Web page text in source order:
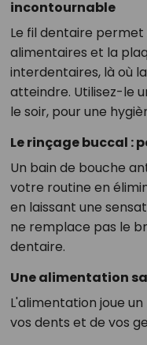
incontournable
Le fil dentaire
alimentaires et la
interdentaires, là où
atteindre. Utilisez-le
le soir, pour une
Le rinçage buccal :
Un bain de bouche
votre routine en
en laissant une
ne remplace pas le
dentaire.
Une alimentation
L'alimentation joue
vos dents et de vos